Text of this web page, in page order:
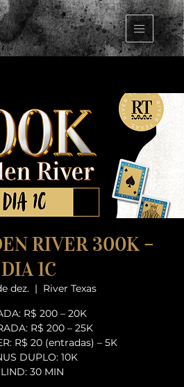
RIVER 300K –
DIA 1C
dez.
  |
River Texas
R$ 200 – 20K
R$ 200 – 25K
R$ 20 (entradas) – 5K
DUPLO: 10K
30 MIN